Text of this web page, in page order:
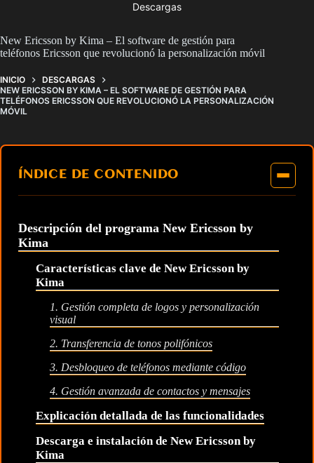
Descargas
New Ericsson by Kima – El software de gestión para
teléfonos Ericsson que revolucionó la personalización móvil
INICIO
DESCARGAS
NEW ERICSSON BY KIMA – EL SOFTWARE DE GESTIÓN PARA
TELÉFONOS ERICSSON QUE REVOLUCIONÓ LA PERSONALIZACIÓN
MÓVIL
ÍNDICE DE CONTENIDO
Descripción del programa New Ericsson by
Kima
Características clave de New Ericsson by
Kima
1. Gestión completa de logos y personalización
visual
2. Transferencia de tonos polifónicos
3. Desbloqueo de teléfonos mediante código
4. Gestión avanzada de contactos y mensajes
Explicación detallada de las funcionalidades
Descarga e instalación de New Ericsson by
Kima